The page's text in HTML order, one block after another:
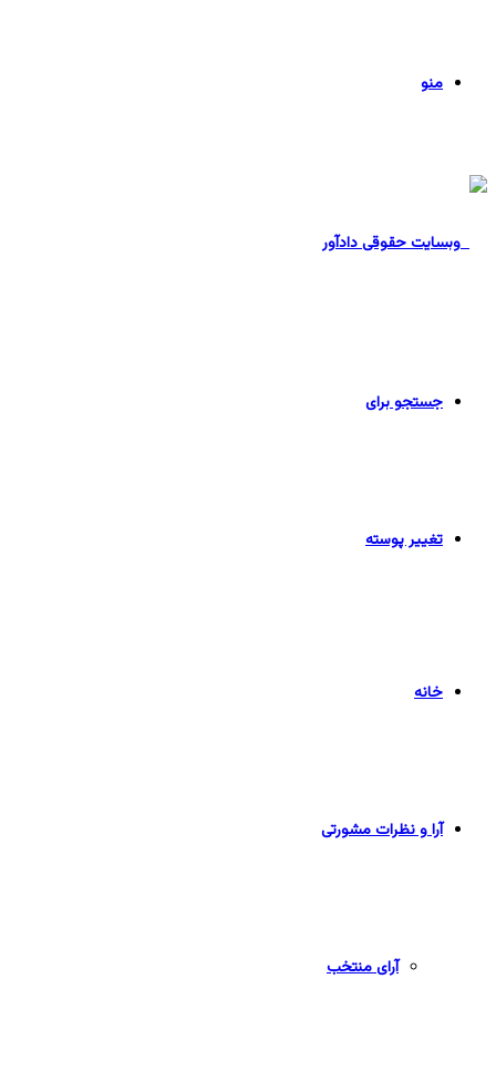
منو
جستجو برای
تغییر پوسته
خانه
آرا و نظرات مشورتی
آرای منتخب